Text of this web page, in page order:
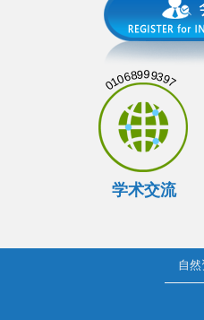
01068999397
学术交流
自